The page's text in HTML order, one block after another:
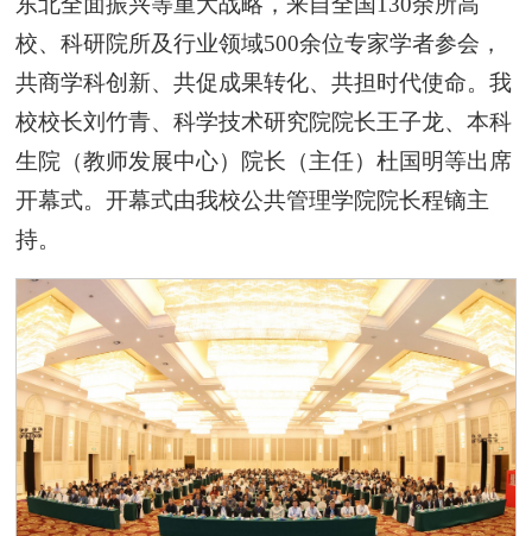
校、科研院所及行业领域500余位专家学者参会，
共商学科创新、共促成果转化、共担时代使命。我
校校长刘竹青、科学技术研究院院长王子龙、本科
生院（教师发展中心）院长（主任）杜国明等出席
开幕式。开幕式由我校公共管理学院院长程镝主
持。